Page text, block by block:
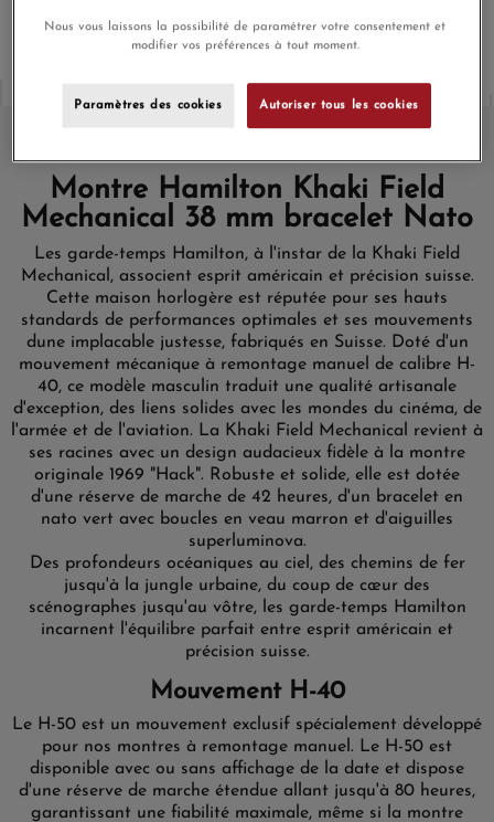
Montre Hamilton Khaki Field
Mechanical 38 mm bracelet Nato
Les garde-temps Hamilton, à l'instar de la Khaki Field
Mechanical, associent esprit américain et précision suisse.
Cette maison horlogère est réputée pour ses hauts
standards de performances optimales et ses mouvements
dune implacablejustesse, fabriqués en Suisse. Dotéd'un
mouvement mécanique à remontage manuel de calibre H-
40, ce modèle masculin traduit une qualité artisanale
d'exception, des liens solides avec les mondes du cinéma, de
l'armée et de l'aviation. La Khaki Field Mechanical revient à
ses racines avec un design audacieux fidèle à la montre
originale 1969 "Hack". Robuste et solide, elle est dotée
d'une réserve de marche de 42 heures, d'un bracelet en
nato vert avec boucles en veau marron et d'aiguilles
superluminova.
Des profondeurs océaniques au ciel, des chemins de fer
jusqu'à la jungle urbaine, du coup de cœur des
scénographes jusqu'au vôtre, les garde-temps Hamilton
incarnent l'équilibre parfait entre esprit américain et
précision suisse.
Mouvement H-40
Le H-50 est un mouvement exclusif spécialement développé
pour nos montres à remontage manuel. Le H-50 est
disponible avec ou sans affichage de la date et dispose
d'une réserve de marche étendue allant jusqu'à 80 heures,
garantissant une fiabilité maximale, même si la montre
Nous vous laissons la possibilité de paramétrer votre consentement et
modifier vos préférences à tout moment.
Paramètres des cookies Autoriser tous les cookies